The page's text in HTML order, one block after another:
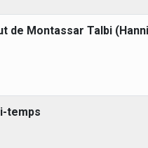
de Montassar Talbi
temps